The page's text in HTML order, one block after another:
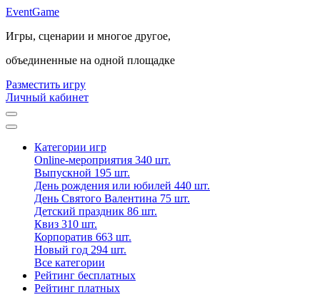
EventGame
Игры, сценарии и многое другое,
объединенные на одной площадке
Разместить игру
Личный кабинет
Категории игр
Online-мероприятия 340 шт.
Выпускной 195 шт.
День рождения или юбилей 440 шт.
День Святого Валентина 75 шт.
Детский праздник 86 шт.
Квиз 310 шт.
Корпоратив 663 шт.
Новый год 294 шт.
Все категории
Рейтинг бесплатных
Рейтинг платных